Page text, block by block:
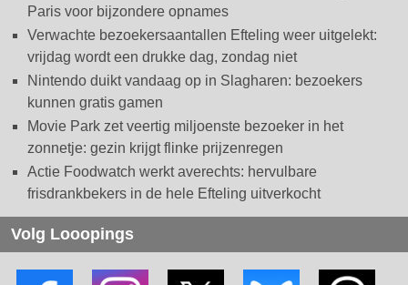
Paris voor bijzondere opnames
Verwachte bezoekersaantallen Efteling weer uitgelekt:
vrijdag wordt een drukke dag, zondag niet
Nintendo duikt vandaag op in Slagharen: bezoekers
kunnen gratis gamen
Movie Park zet veertig miljoenste bezoeker in het
zonnetje: gezin krijgt flinke prijzenregen
Actie Foodwatch werkt averechts: hervulbare
frisdrankbekers in de hele Efteling uitverkocht
Volg Looopings